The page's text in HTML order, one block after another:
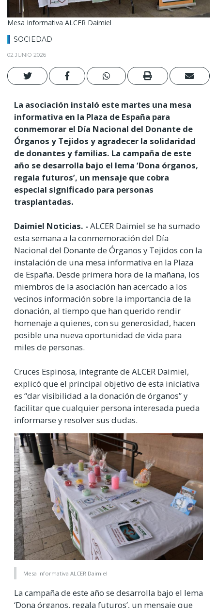
Mesa Informativa ALCER Daimiel
SOCIEDAD
02 JUNIO 2026
La asociación instaló este martes una mesa
informativa en la Plaza de España para
conmemorar el Día Nacional del Donante de
Órganos y Tejidos y agradecer la solidaridad
de donantes y familias. La campaña de este
año se desarrolla bajo el lema ‘Dona órganos,
regala futuros’, un mensaje que cobra
especial significado para personas
trasplantadas.
Daimiel Noticias. - ALCER Daimiel se ha sumado
esta semana a la conmemoración del Día
Nacional del Donante de Órganos y Tejidos con la
instalación de una mesa informativa en la Plaza
de España. Desde primera hora de la mañana, los
miembros de la asociación han acercado a los
vecinos información sobre la importancia de la
donación, al tiempo que han querido rendir
homenaje a quienes, con su generosidad, hacen
posible una nueva oportunidad de vida para
miles de personas.
Cruces Espinosa, integrante de ALCER Daimiel,
explicó que el principal objetivo de esta iniciativa
es “dar visibilidad a la donación de órganos” y
facilitar que cualquier persona interesada pueda
informarse y resolver sus dudas.
Mesa Informativa ALCER Daimiel
La campaña de este año se desarrolla bajo el lema
‘Dona órganos, regala futuros’, un mensaje que